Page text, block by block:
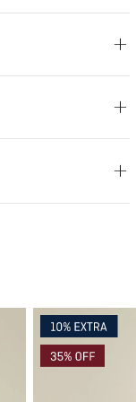
BLANQUEADO:
No limpieza en seco.
Azul
800069933